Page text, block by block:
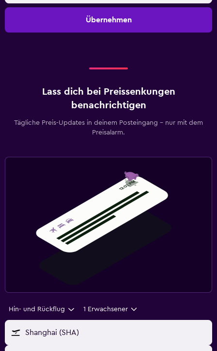
Übernehmen
Lass dich bei Preissenkungen
benachrichtigen
Tägliche Preis-Updates in deinem Posteingang – nur mit dem
Preisalarm.
Hin- und Rückflug 1 Erwachsener
Shanghai (SHA)